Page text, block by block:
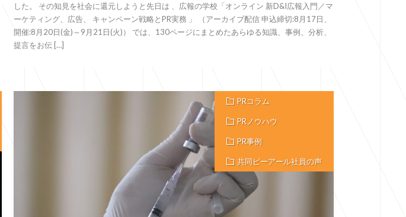
した。 その知見を社会に還元しようと先日は 、広報の学校「オンライン 新D&I広報入門／マ
ーケティング、広告、 キャンペーン戦略とPR実務 」 （アーカイブ配信 申込締切:8月17日、
開催:8月20日(金)～9月21日(火)） では、130ページにまとめたあらゆる知識、事例、分析、
提言をお伝 […]
PRコラム
PRノウハウ
PR事例
共同ピーアール社員の声